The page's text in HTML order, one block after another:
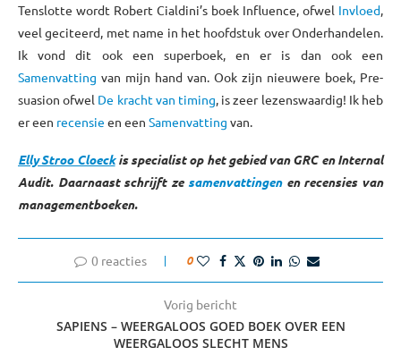
Tenslotte wordt Robert Cialdini’s boek Influence, ofwel Invloed,
veel geciteerd, met name in het hoofdstuk over Onderhandelen.
Ik vond dit ook een superboek, en er is dan ook een
Samenvatting van mijn hand van. Ook zijn nieuwere boek, Pre-
suasion ofwel De kracht van timing, is zeer lezenswaardig! Ik heb
er een recensie en een Samenvatting van.
Elly Stroo Cloeckis specialist op het gebied van GRC en Internal
Audit. Daarnaast schrijft ze samenvattingenen recensies van
managementboeken.
0 reacties 0
Vorig bericht
SAPIENS – WEERGALOOS GOED BOEK OVER EEN
WEERGALOOS SLECHT MENS